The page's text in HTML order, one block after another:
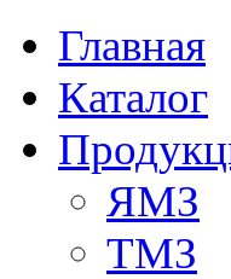
Главная
Каталог
ЯМЗ
ТМЗ